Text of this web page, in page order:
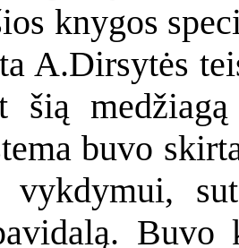
knygos
A.Dirsytės
šią
buvo
vykdymui,